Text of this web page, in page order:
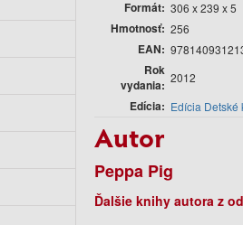
Formát 306 x 239 x 5
Hmotnosť 256
EAN
Rok
vydania 2012
Edícia Edícia Detské
Autor
Peppa Pig
Ďalšie knihy autora z